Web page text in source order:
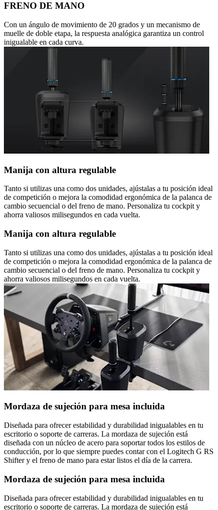
FRENO DE MANO
Con un ángulo de movimiento de 20 grados y un mecanismo de
muelle de doble etapa, la respuesta analógica garantiza un control
inigualable en cada curva.
Manija con altura regulable
Tanto si utilizas una como dos unidades, ajústalas a tu posición ideal
de competición o mejora la comodidad ergonómica de la palanca de
cambio secuencial o del freno de mano. Personaliza tu cockpit y
ahorra valiosos milisegundos en cada vuelta.
Manija con altura regulable
Tanto si utilizas una como dos unidades, ajústalas a tu posición ideal
de competición o mejora la comodidad ergonómica de la palanca de
cambio secuencial o del freno de mano. Personaliza tu cockpit y
ahorra valiosos milisegundos en cada vuelta.
Mordaza de sujeción para mesa incluida
Diseñada para ofrecer estabilidad y durabilidad inigualables en tu
escritorio o soporte de carreras. La mordaza de sujeción está
diseñada con un núcleo de acero para soportar todos los estilos de
conducción, por lo que siempre puedes contar con el Logitech G RS
Shifter y el freno de mano para estar listos el día de la carrera.
Mordaza de sujeción para mesa incluida
Diseñada para ofrecer estabilidad y durabilidad inigualables en tu
escritorio o soporte de carreras. La mordaza de sujeción está